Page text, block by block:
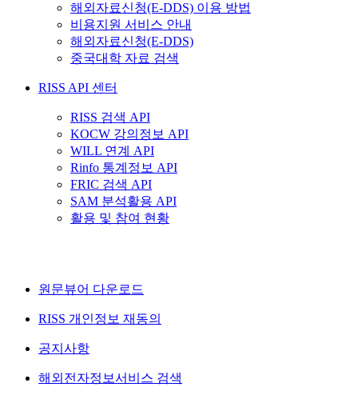
해외자료신청(E-DDS) 이용 방법
비용지원 서비스 안내
해외자료신청(E-DDS)
중국대학 자료 검색
RISS API 센터
RISS 검색 API
KOCW 강의정보 API
WILL 연계 API
Rinfo 통계정보 API
FRIC 검색 API
SAM 분석활용 API
활용 및 참여 현황
원문뷰어 다운로드
RISS 개인정보 재동의
공지사항
해외전자정보서비스 검색